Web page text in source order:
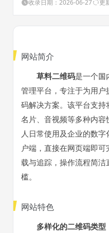
收录日期：2026-06-27 更
网站简介
草料二维码是一个国
管理平台，专注于为用
码解决方案。该平台支持
名片、音视频等多种内
人日常使用及企业的数
户端，直接在网页端即
载与追踪，操作流程简
槛。
网站特色
多样化的二维码类型